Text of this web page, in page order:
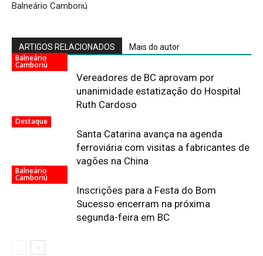
Balneário Camboriú
ARTIGOS RELACIONADOS Mais do autor
Balneário
Camboriú
Vereadores de BC aprovam por
unanimidade estatização do Hospital
Ruth Cardoso
Destaque
Santa Catarina avança na agenda
ferroviária com visitas a fabricantes de
vagões na China
Balneário
Camboriú
Inscrições para a Festa do Bom
Sucesso encerram na próxima
segunda-feira em BC